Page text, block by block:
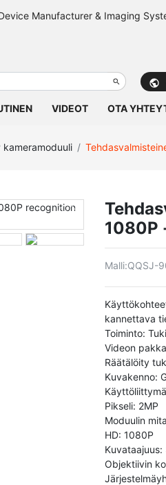
VIDEOT OTA
kameramoduuli
1080P
Malli:QQSJ-
kannettava
Toiminto:
Videon
Räätälöity
Kuvakenno:
Pikseli: 2MP
Moduulin
HD: 1080P
Objektiivin